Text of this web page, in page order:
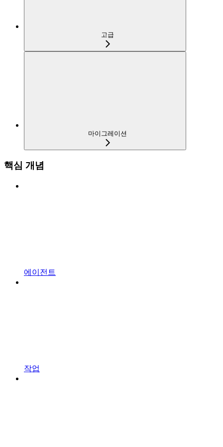
고급
마이그레이션
핵심 개념
에이전트
작업